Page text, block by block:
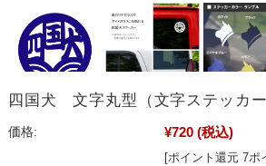
四国犬 文字丸型（文字ステッカー
価格: ¥720 (税込)
[ポイント還元 7ポ